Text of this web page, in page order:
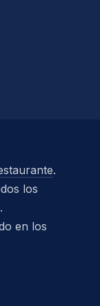
.
los
en los